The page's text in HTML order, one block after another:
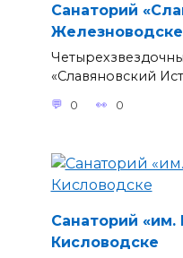
Санаторий
Железноводске
«Славяновский
0 0
Санаторий «им.
Кисловодске